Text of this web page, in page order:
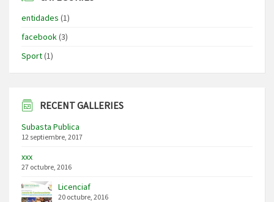
entidades (1)
facebook(3)
Sport(1)
RECENT GALLERIES
Subasta Publica
12 septiembre, 2017
xxx
27 octubre, 2016
Licenciaf
20 octubre, 2016